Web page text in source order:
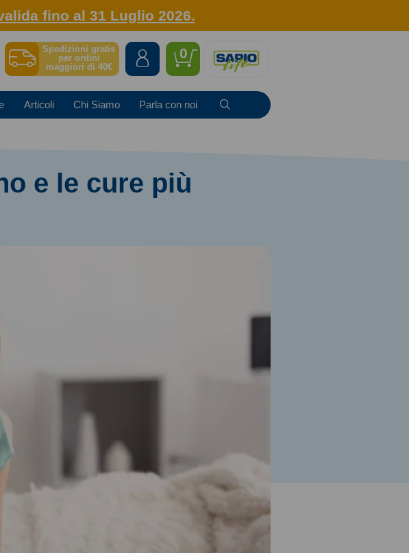
fino al 31 Luglio 2026.
Spedizioni gratis
per ordini
maggiori di 40€
0
Articoli Chi Siamo Parla con noi
e le cure più